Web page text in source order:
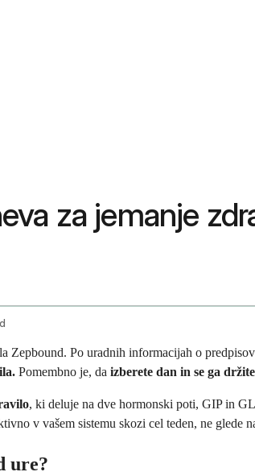
za jemanje
Zepbound. Po uradnih informacijah o
Pomembno je, da izberete dan in se ga
, ki deluje na dve hormonski poti, GIP in
v vašem sistemu skozi cel teden, ne glede
ure?